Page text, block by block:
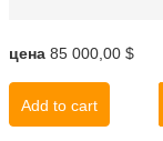
цена 85 000,00 $
Add to cart